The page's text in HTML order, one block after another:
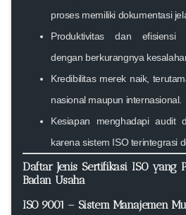
proses memiliki dokumentasi
Produktivitas dan efisiensi
dengan berkurangnya
Kredibilitas merek naik,
nasional maupun internasional.
Kesiapan menghadapi audit
karena sistem ISO terintegrasi
Daftar Jenis Sertifikasi ISO yang
Badan Usaha
ISO 9001 – Sistem Manajemen